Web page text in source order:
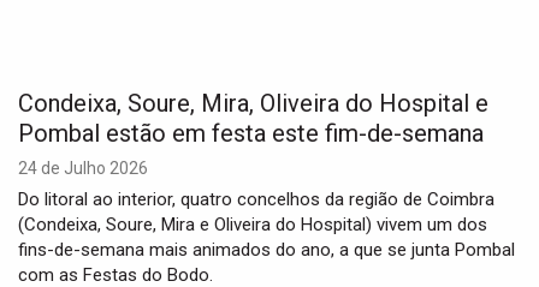
Condeixa, Soure, Mira, Oliveira do Hospital e
Pombal estão em festa este fim-de-semana
24 de Julho 2026
Do litoral ao interior, quatro concelhos da região de Coimbra
(Condeixa, Soure, Mira e Oliveira do Hospital) vivem um dos
fins-de-semana mais animados do ano, a que se junta Pombal
com as Festas do Bodo.